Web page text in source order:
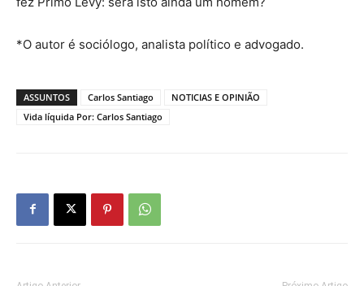
*O autor é sociólogo, analista político e advogado.
ASSUNTOS Carlos Santiago
NOTICIAS E OPINIÃO
Vida líquida Por: Carlos Santiago